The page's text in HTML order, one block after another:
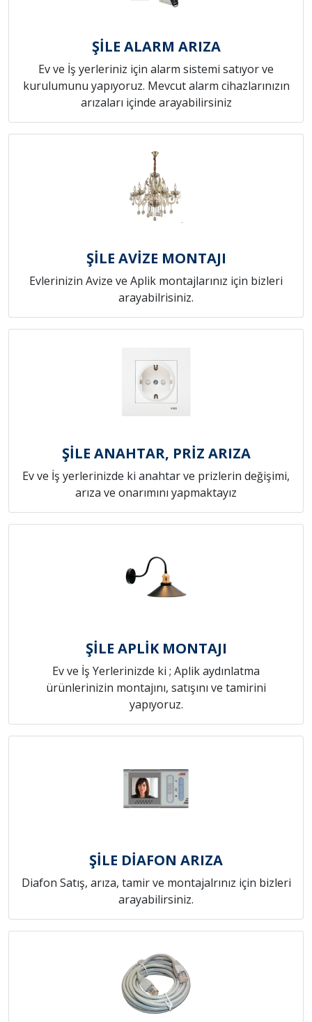
ŞİLE ALARM ARIZA
Ev ve İş yerleriniz için alarm sistemi satıyor ve
kurulumunu yapıyoruz. Mevcut alarm cihazlarınızın
arızaları içinde arayabilirsiniz
ŞİLE AVİZE MONTAJI
Evlerinizin Avize ve Aplik montajlarınız için bizleri
arayabilrisiniz.
ŞİLE ANAHTAR, PRİZ ARIZA
Ev ve İş yerlerinizde ki anahtar ve prizlerin değişimi,
arıza ve onarımını yapmaktayız
ŞİLE APLİK MONTAJI
Ev ve İş Yerlerinizde ki ; Aplik aydınlatma
ürünlerinizin montajını, satışını ve tamirini
yapıyoruz.
ŞİLE DİAFON ARIZA
Diafon Satış, arıza, tamir ve montajalrınız için bizleri
arayabilirsiniz.